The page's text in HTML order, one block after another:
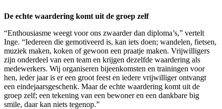
De echte waardering komt uit de groep zelf
“Enthousiasme weegt voor ons zwaarder dan diploma’s,” vertelt
Inge. “Iedereen die gemotiveerd is, kan iets doen; wandelen, fietsen,
muziek maken, koken of gewoon een praatje maken. Vrijwilligers
zijn onderdeel van een team en krijgen dezelfde waardering als
medewerkers. Wij organiseren bijeenkomsten en trainingen voor
hen, ieder jaar is er een groot feest en iedere vrijwilliger ontvangt
een eindejaarsgeschenk. Maar de echte waardering komt uit de
groep zelf; een tekening van een bewoner en een dankbare big
smile, daar kan niets tegenop.”